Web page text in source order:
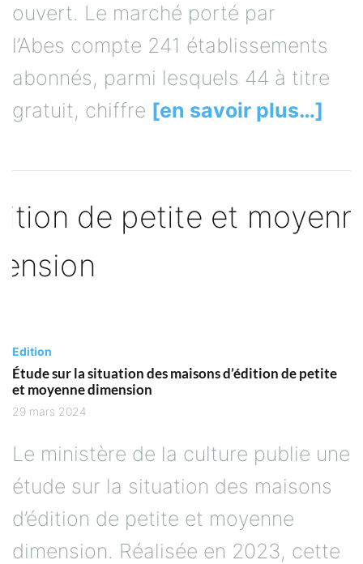
ouvert. Le marché porté par
l’Abes compte 241 établissements
abonnés, parmi lesquels 44 à titre
gratuit, chiffre [en savoir plus…]
Edition
Étude sur la situation des maisons d’édition de petite
et moyenne dimension
29 mars 2024
Le ministère de la culture publie une
étude sur la situation des maisons
d’édition de petite et moyenne
dimension. Réalisée en 2023, cette